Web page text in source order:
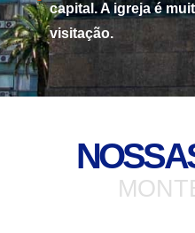
capital. A igreja é
visitação.